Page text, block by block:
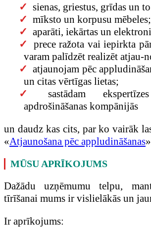
sienas, griestus, grīdas un
mīksto un korpusu mēbeles;
aparāti, iekārtas un
prece ražota vai iepirkta
varam palīdzēt realizēt atjau-
atjaunojam pēc
un citas vērtīgas lietas;
sastādam
apdrošināšanas kompānijās
un daudz kas cits, par ko vairāk
«Atjaunošana pēc appludināšanas
MŪSU APRĪKOJUMS
Dažādu uzņēmumu telpu,
tīrīšanai mums ir vislielākās un
Ir aprīkojums: